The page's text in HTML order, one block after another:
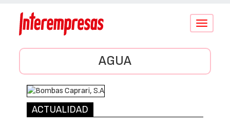
Conmutar
AGUA
ACTUALIDAD